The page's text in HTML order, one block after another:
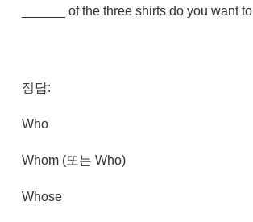
______ of the three shirts do you want
정답:
Who
Whom (또는 Who)
Whose